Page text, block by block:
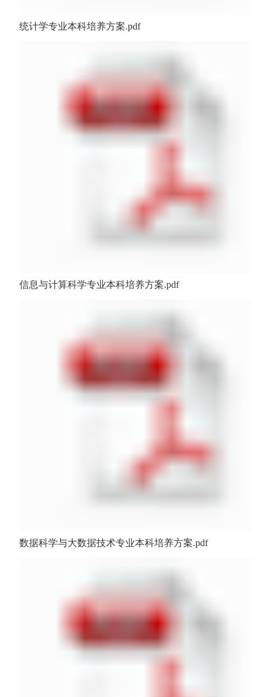
统计学专业本科培养方案.pdf
信息与计算科学专业本科培养方案.pdf
数据科学与大数据技术专业本科培养方案.pdf